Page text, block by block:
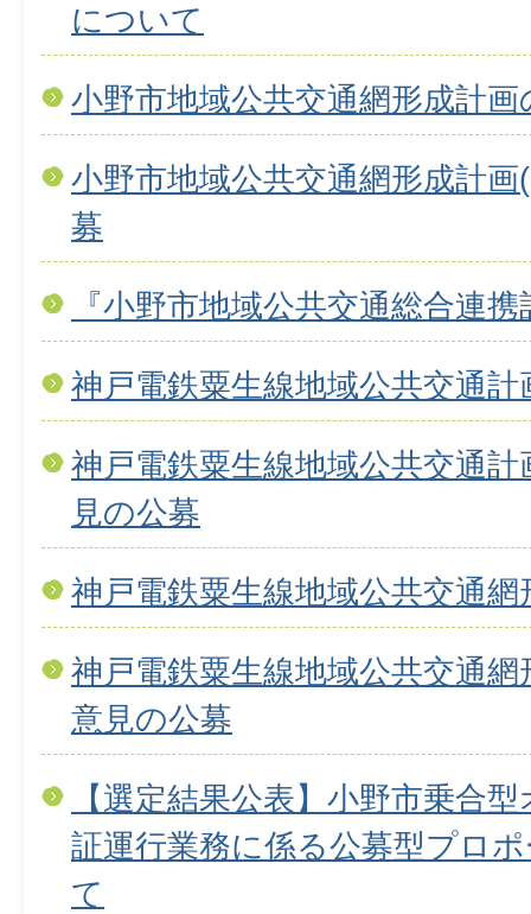
について
小野市地域公共交通網形成計画
小野市地域公共交通網形成計
募
『小野市地域公共交通総合連
神戸電鉄粟生線地域公共交通計
神戸電鉄粟生線地域公共交通
見の公募
神戸電鉄粟生線地域公共交通
神戸電鉄粟生線地域公共交通
意見の公募
【選定結果公表】小野市乗合
証運行業務に係る公募型プロ
て